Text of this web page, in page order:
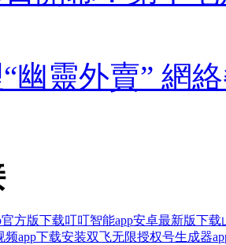
幽靈外賣” 網
方版下载叮叮智能app安卓最新版下载
频app下载安装双飞无限授权号生成器